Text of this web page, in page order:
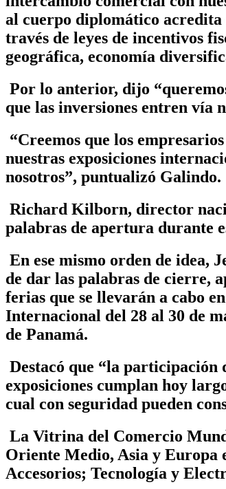
al cuerpo diplomático acredita
través de leyes de incentivos
geográfica, economía
Por lo anterior, dijo
que las inversiones entren vía
“Creemos que los
nuestras exposiciones
nosotros”, puntualizó Galindo.
Richard Kilborn, director
palabras de apertura durante
En ese mismo orden de idea,
de dar las palabras de cierre,
ferias que se llevarán a cabo
Internacional del 28 al 30 de
de Panamá.
Destacó que “la participación
exposiciones cumplan hoy
cual con seguridad pueden
La Vitrina del Comercio
Oriente Medio, Asia y Europa
Accesorios; Tecnología y